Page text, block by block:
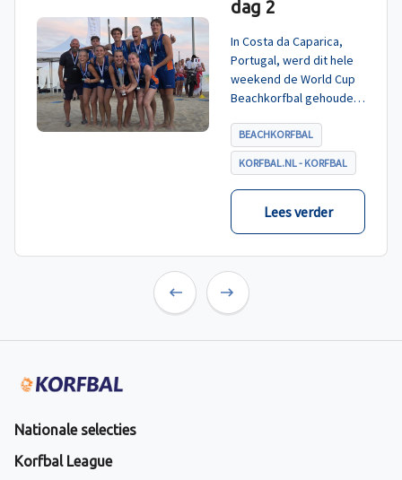
dag 2
In Costa da Caparica,
Portugal, werd dit hele
weekend de World Cup
Beachkorfbal gehouden.
tegen België, die
eindigde in shoot-outs,
was het Nederland dat
er met het goud vandoor
BEACHKORFBAL
KORFBAL.NL - KORFBAL
Lees verder
Nationale selecties
Korfbal League